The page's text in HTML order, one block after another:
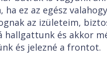
ha ez az egész
az izületeim,
hallgattunk és akkor
és jelezné a frontot.